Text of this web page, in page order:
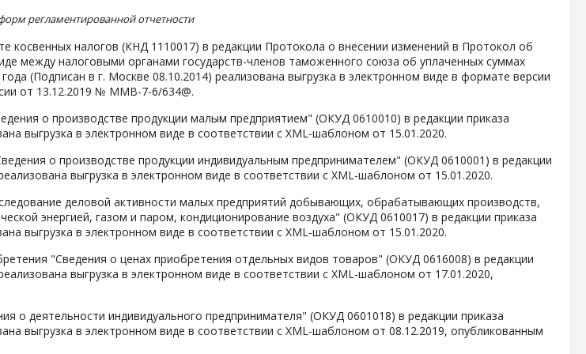
регламентированной отчетности
косвенных налогов (КНД 1110017) в редакции Протокола о внесении изменений в Протокол об
между налоговыми органами государств-членов таможенного союза об уплаченных суммах
(Подписан в г. Москве 08.10.2014) реализована выгрузка в электронном виде в формате версии
от 13.12.2019 № ММВ-7-6/634@.
о производстве продукции малым предприятием" (ОКУД 0610010) в редакции приказа
выгрузка в электронном виде в соответствии с XML-шаблоном от 15.01.2020.
о производстве продукции индивидуальным предпринимателем" (ОКУД 0610001) в редакции
выгрузка в электронном виде в соответствии с XML-шаблоном от 15.01.2020.
деловой активности малых предприятий добывающих, обрабатывающих производств,
энергией, газом и паром, кондиционирование воздуха" (ОКУД 0610017) в редакции приказа
выгрузка в электронном виде в соответствии с XML-шаблоном от 15.01.2020.
"Сведения о ценах приобретения отдельных видов товаров" (ОКУД 0616008) в редакции
выгрузка в электронном виде в соответствии с XML-шаблоном от 17.01.2020,
о деятельности индивидуального предпринимателя" (ОКУД 0601018) в редакции приказа
выгрузка в электронном виде в соответствии с XML-шаблоном от 08.12.2019, опубликованным